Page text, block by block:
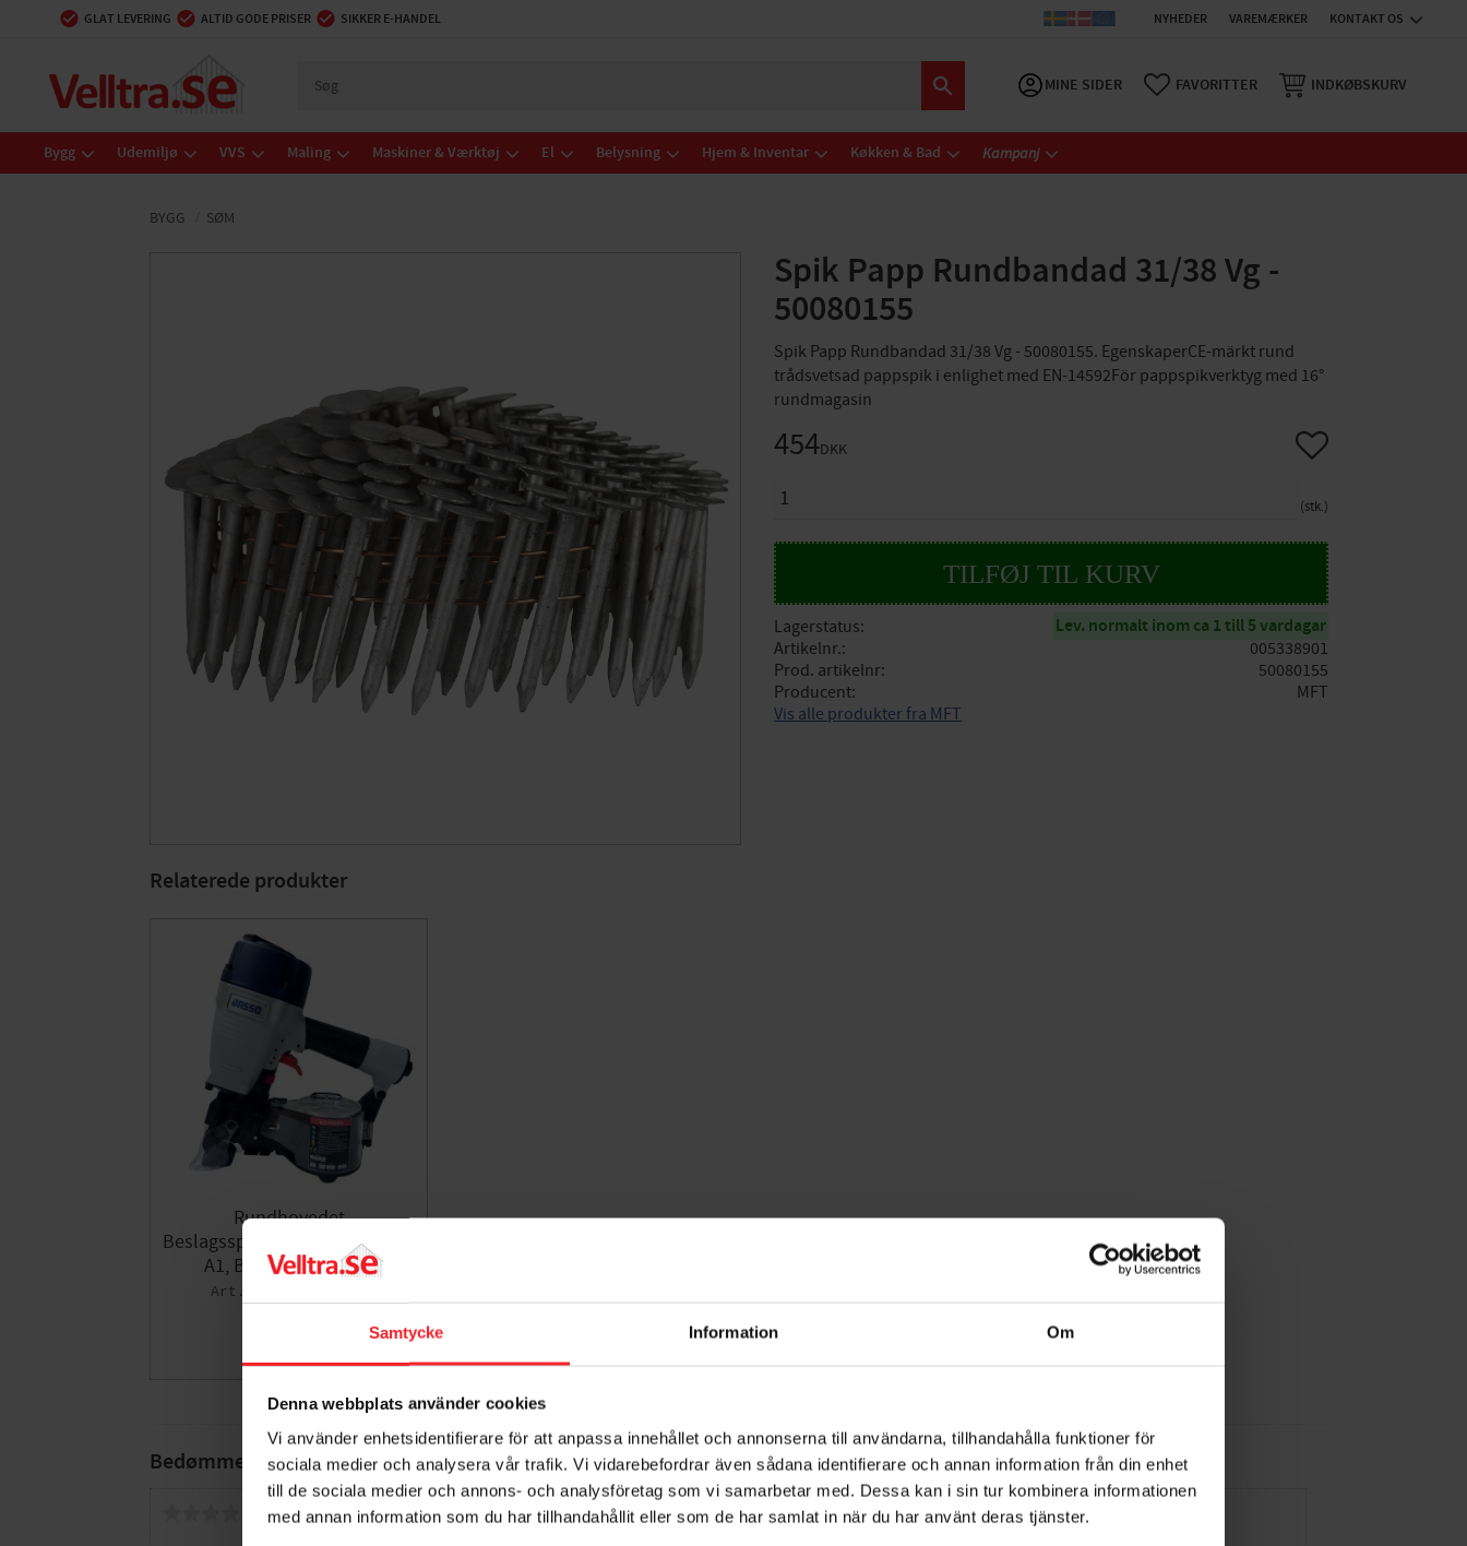
Samtycke Information Om
Denna webbplats använder cookies
Vi använder enhetsidentifierare för att anpassa innehållet och annonserna till användarna, tillhandahålla funktioner för
sociala medier och analysera vår trafik. Vi vidarebefordrar även sådana identifierare och annan information från din enhet
till de sociala medier och annons- och analysföretag som vi samarbetar med. Dessa kan i sin tur kombinera informationen
med annan information som du har tillhandahållit eller som de har samlat in när du har använt deras tjänster.
GLAT LEVERING ALTID GODE PRISER SIKKER E-HANDEL NYHEDER VAREMÆRKER KONTAKT OS
MINE SIDER FAVORITTER INDKØBSKURV
Bygg Udemiljø VVS Maling Maskiner & Værktøj El Belysning Hjem & Inventar Køkken & Bad Kampanj
BYGG SØM
Spik Papp Rundbandad 31/38 Vg -
50080155
Spik Papp Rundbandad 31/38 Vg - 50080155. EgenskaperCE-märkt rund
trådsvetsad pappspik i enlighet med EN-14592För pappspikverktyg med 16°
rundmagasin
454DKK
stk.
Gem som favorit
Lagerstatus Lev. normalt inom ca 1 till 5 vardagar
Artikelnr.
005338901
Prod. artikelnr
50080155
Producent
MFT
Vis alle produkter fra MFT
Bedømmelser
Dig
Relaterede produkter
Rundhovedet
Beslagsspikværktøj C33/65MC-
A1, BASSO 50010652
Gem som favorit